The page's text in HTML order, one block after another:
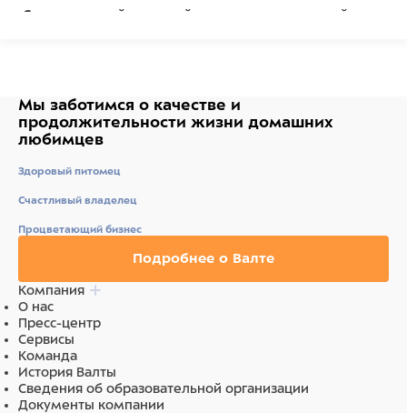
Селен
- редкий и ценный антиоксидант, который
цветы
лаванды
антибактериальными свойствами.
Степень твердости
Состав
(одобрены ЕС).
Питательные добавки:: кальций 36%, фосфор 0,084%,
магний 0,002%, натрий 0,016%.
Ингредиенты
Минералы, лаванда, натуральные красители
(одобрены ЕС).
Мы заботимся о качестве и
продолжительности жизни домашних
любимцев
Здоровый питомец
Счастливый владелец
Процветающий бизнес
Подробнее о Валте
Компания
О нас
Пресс-центр
Сервисы
Команда
История Валты
Сведения об образовательной организации
Документы компании